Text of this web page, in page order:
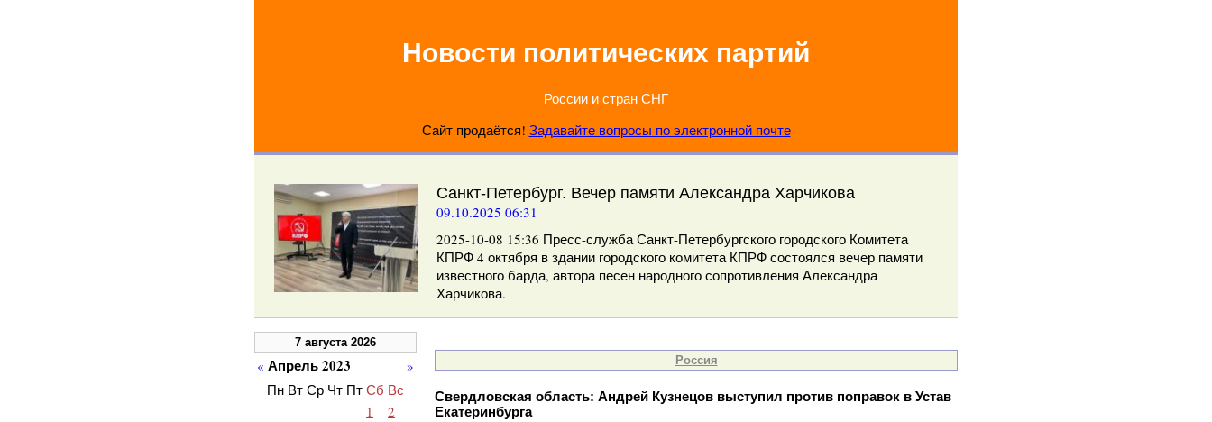
Новости политических партий
России и стран СНГ
Сайт продаётся! Задавайте вопросы по электронной почте
Санкт-Петербург. Вечер памяти Александра Харчикова
09.10.2025 06:31
2025-10-08 15:36 Пресс-служба Санкт-Петербургского городского Комитета
КПРФ 4 октября в здании городского комитета КПРФ состоялся вечер памяти
известного барда, автора песен народного сопротивления Александра
Харчикова.
Россия
Свердловская область: Андрей Кузнецов выступил против поправок в Устав
Екатеринбурга
7 августа 2026
« Апрель 2023
»
Пн Вт Ср Чт Пт Сб Вс
1
2